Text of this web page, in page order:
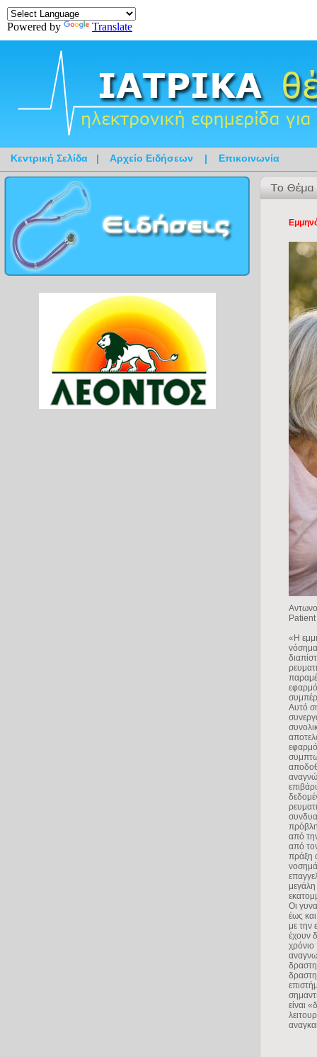
Powered by Translate
Κεντρική Σελίδα | Αρχείο Ειδήσεων | Επικοινωνία
«Η
Αυτό
από
από
πράξη
Οι
έως
με την
έχουν
είναι